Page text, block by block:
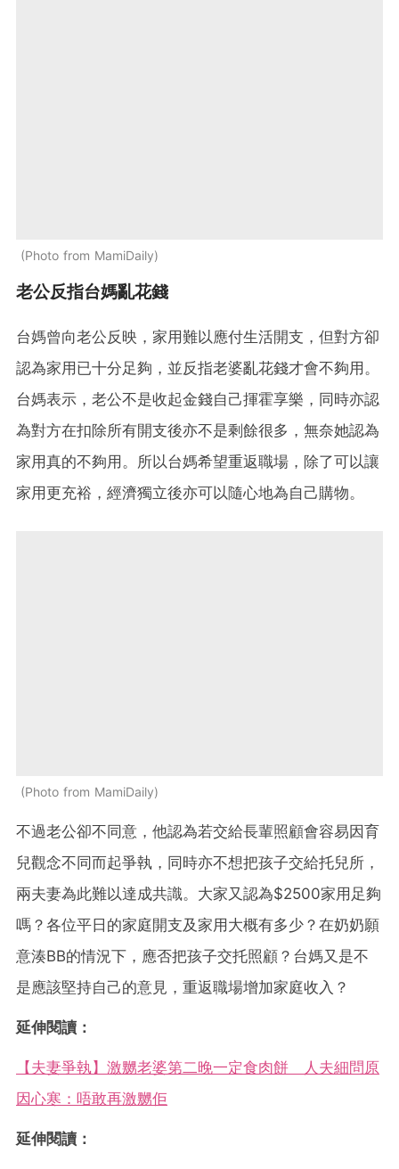
Photo from MamiDaily
老公反指台媽亂花錢
台媽曾向老公反映，家用難以應付生活開支，但對方卻
認為家用已十分足夠，並反指老婆亂花錢才會不夠用。
台媽表示，老公不是收起金錢自己揮霍享樂，同時亦認
為對方在扣除所有開支後亦不是剩餘很多，無奈她認為
家用真的不夠用。所以台媽希望重返職場，除了可以讓
家用更充裕，經濟獨立後亦可以隨心地為自己購物。
Photo from MamiDaily
不過老公卻不同意，他認為若交給長輩照顧會容易因育
兒觀念不同而起爭執，同時亦不想把孩子交給托兒所，
兩夫妻為此難以達成共識。大家又認為$2500家用足夠
嗎？各位平日的家庭開支及家用大概有多少？在奶奶願
意湊BB的情況下，應否把孩子交托照顧？台媽又是不
是應該堅持自己的意見，重返職場增加家庭收入？
延伸閱讀：
【夫妻爭執】激嬲老婆第二晚一定食肉餅 人夫細問原
因心寒：唔敢再激嬲佢
延伸閱讀：